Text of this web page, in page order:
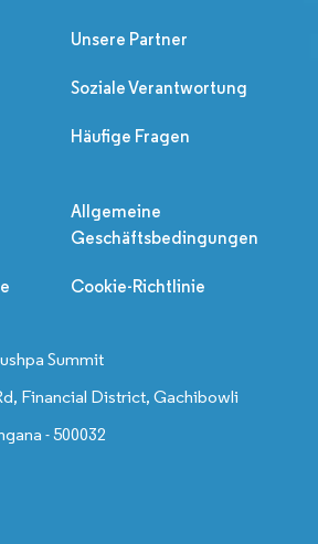
Unsere Partner
Soziale Verantwortung
Häufige Fragen
Allgemeine
Geschäftsbedingungen
Cookie-Richtlinie
Summit
Financial District, Gachibowli
- 500032